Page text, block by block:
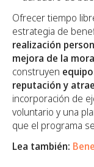
Ofrecer tiempo
estrategia de
realización
mejora de la
construyen
reputación y
incorporación de
voluntario y una
que el programa
Lea también: